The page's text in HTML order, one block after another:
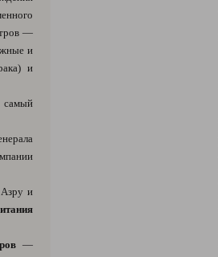
—
и
и
и
—